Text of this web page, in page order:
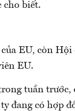
cho biết.
EU, còn Hội
EU.
tuần trước,
đang có hợp